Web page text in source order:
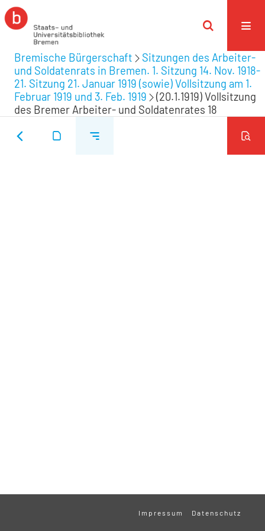
Bremische Bürgerschaft
Sitzungen des Arbeiter-
und Soldatenrats in Bremen. 1. Sitzung 14. Nov. 1918-
21. Sitzung 21. Januar 1919 (sowie) Vollsitzung am 1.
Februar 1919 und 3. Feb. 1919
(20.1.1919) Vollsitzung
des Bremer Arbeiter- und Soldatenrates 18
Impressum Datenschutz